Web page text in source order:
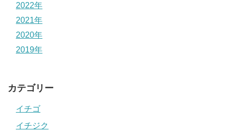
2022年
2021年
2020年
2019年
カテゴリー
イチゴ
イチジク